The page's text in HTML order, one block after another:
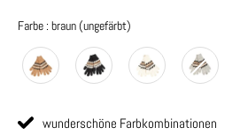
Farbe : braun (ungefärbt)
wunderschöne Farbkombinationen